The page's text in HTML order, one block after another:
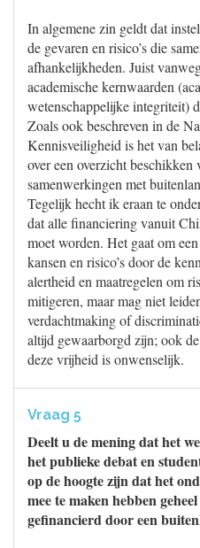
In algemene zin geldt dat
de gevaren en risico’s die
afhankelijkheden. Juist
academische kernwaarden
wetenschappelijke integriteit)
Zoals ook beschreven in de
Kennisveiligheid is het van
over een overzicht
samenwerkingen met
Tegelijk hecht ik eraan te
dat alle financiering vanuit
moet worden. Het gaat om
kansen en risico’s door de
alertheid en maatregelen om
mitigeren, maar mag niet
verdachtmaking of
altijd gewaarborgd zijn; ook
deze vrijheid is onwenselijk.
Vraag 5
Deelt u de mening dat het
het publieke debat en
op de hoogte zijn dat het
mee te maken hebben
gefinancierd door een